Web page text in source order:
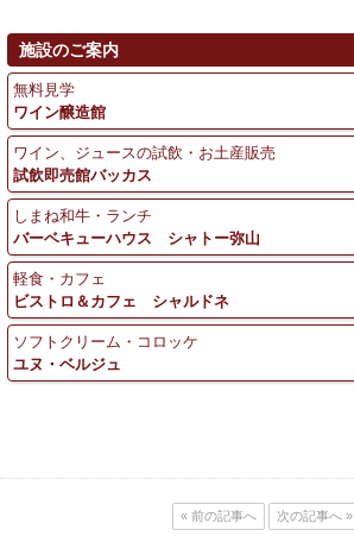
施設のご案内
無料見学
ワイン醸造館
ワイン、ジュースの試飲・お土産販売
試飲即売館バッカス
しまね和牛・ランチ
バーベキューハウス シャトー弥山
軽食・カフェ
ビストロ＆カフェ シャルドネ
ソフトクリーム・コロッケ
ユヌ・ベルジュ
« 前の記事へ 次の記事へ »